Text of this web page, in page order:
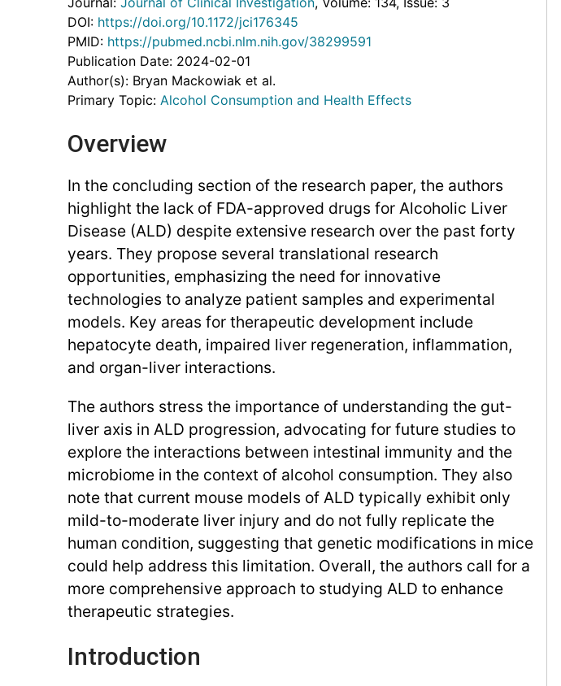
DOI: https://doi.org/10.1172/jci176345
PMID: https://pubmed.ncbi.nlm.nih.gov/38299591
Publication Date: 2024-02-01
Author(s): Bryan Mackowiak et al.
Primary Topic: Alcohol Consumption and Health Effects
Overview
In the concluding section of the research paper, the authors
highlight the lack of FDA-approved drugs for Alcoholic Liver
Disease (ALD) despite extensive research over the past forty
years. They propose several translational research
opportunities, emphasizing the need for innovative
technologies to analyze patient samples and experimental
models. Key areas for therapeutic development include
hepatocyte death, impaired liver regeneration, inflammation,
and organ-liver interactions.
The authors stress the importance of understanding the gut-
liver axis in ALD progression, advocating for future studies to
explore the interactions between intestinal immunity and the
microbiome in the context of alcohol consumption. They also
note that current mouse models of ALD typically exhibit only
mild-to-moderate liver injury and do not fully replicate the
human condition, suggesting that genetic modifications in mice
could help address this limitation. Overall, the authors call for a
more comprehensive approach to studying ALD to enhance
therapeutic strategies.
Introduction